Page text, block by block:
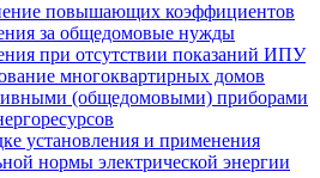
повышающих коэффициентов
за общедомовые нужды
при отсутствии показаний ИПУ
многоквартирных домов
(общедомовыми) приборами
установления и применения
нормы электрической энергии